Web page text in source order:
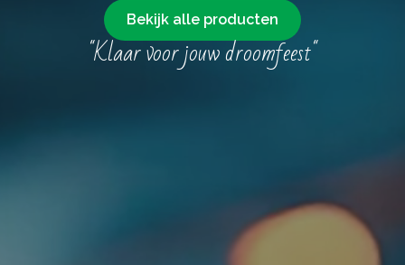
Bekijk alle producten
"Klaar voor jouw droomfeest"